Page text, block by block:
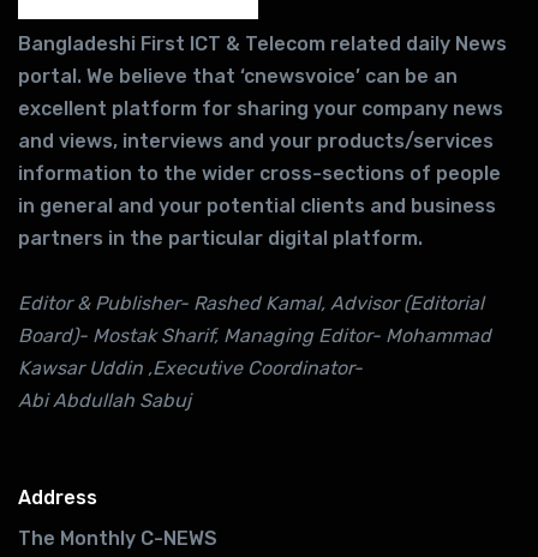
Bangladeshi First ICT & Telecom related daily News
portal. We believe that ‘cnewsvoice’ can be an
excellent platform for sharing your company news
and views, interviews and your products/services
information to the wider cross-sections of people
in general and your potential clients and business
partners in the particular digital platform.
Editor & Publisher- Rashed Kamal, Advisor (Editorial
Board)- Mostak Sharif, Managing Editor- Mohammad
Kawsar Uddin ,Executive Coordinator-
Abi Abdullah Sabuj
Address
The Monthly C-NEWS